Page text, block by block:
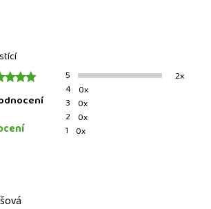
5
2x
4 0x
3
0x
2
0x
1
0x